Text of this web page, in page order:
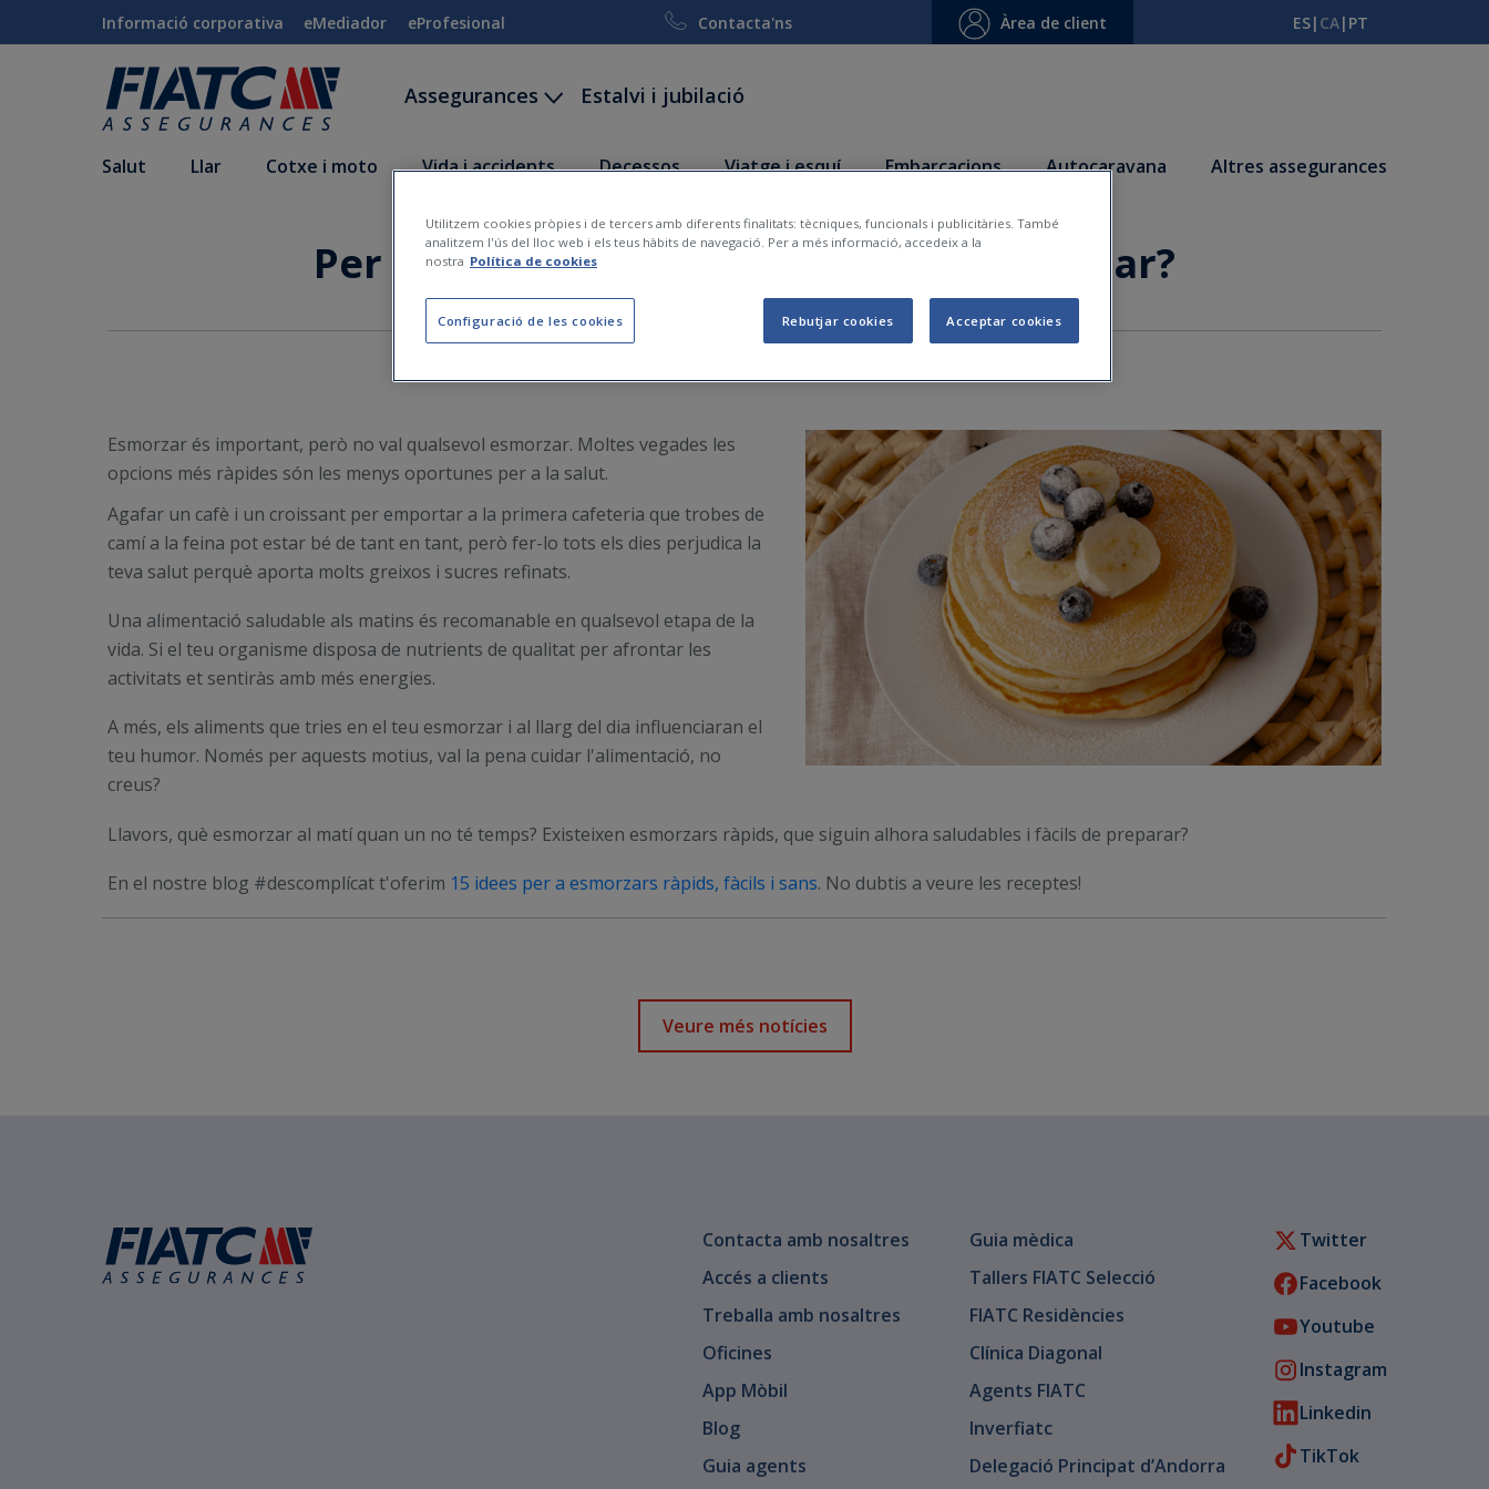
Salta al contingut principal
Informació corporativa eMediador eProfesional Contacta'ns Àrea de client ES| CA| PT
Assegurances Estalvi i jubilació
Salut Llar Cotxe i moto Vida i accidents Decessos Viatge i esquí Embarcacions Autocaravana Altres assegurances
Per què no hauries de saltar-te l’esmorzar?
Esmorzar és important, però no val qualsevol esmorzar. Moltes vegades les
opcions més ràpides són les menys oportunes per a la salut.
Agafar un cafè i un croissant per emportar a la primera cafeteria que trobes de
camí a la feina pot estar bé de tant en tant, però fer-lo tots els dies perjudica la
teva salut perquè aporta molts greixos i sucres refinats.
Una alimentació saludable als matins és recomanable en qualsevol etapa de la
vida. Si el teu organisme disposa de nutrients de qualitat per afrontar les
activitats et sentiràs amb més energies.
A més, els aliments que tries en el teu esmorzar i al llarg del dia influenciaran el
teu humor. Només per aquests motius, val la pena cuidar l'alimentació, no
creus?
Llavors, què esmorzar al matí quan un no té temps? Existeixen esmorzars ràpids, que siguin alhora saludables i fàcils de preparar?
En el nostre blog #descomplícat t'oferim 15 idees per a esmorzars ràpids, fàcils i sans. No dubtis a veure les receptes!
Veure més notícies
Contacta amb nosaltres
Accés a clients
Treballa amb nosaltres
Oficines
App Mòbil
Blog
Guia agents
Guia mèdica
Tallers FIATC Selecció
FIATC Residències
Clínica Diagonal
Agents FIATC
Inverfiatc
Delegació Principat d’Andorra
Twitter
Facebook
Youtube
Instagram
Linkedin
TikTok
Utilitzem cookies pròpies i de tercers amb diferents finalitats: tècniques, funcionals i publicitàries. També
analitzem l'ús del lloc web i els teus hàbits de navegació. Per a més informació, accedeix a la
nostra Política de cookies
Configuració de les cookies Rebutjar cookies Acceptar cookies